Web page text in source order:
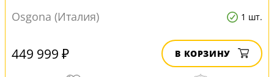
Osgona (Италия) 1 шт.
449 999 ₽ В КОРЗИНУ